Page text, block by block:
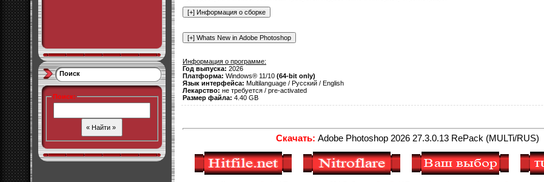
Поиск
Поиск:
Информация о программе:
Год выпуска: 2026
Платформа: Windows® 11/10 (64-bit only)
Язык интерфейса: Multilanguage / Русский / English
Лекарство: не требуется / pre-activated
Размер файла: 4.40 GB
Скачать: Adobe Photoshop 2026 27.3.0.13 RePack (MULTi/RUS)